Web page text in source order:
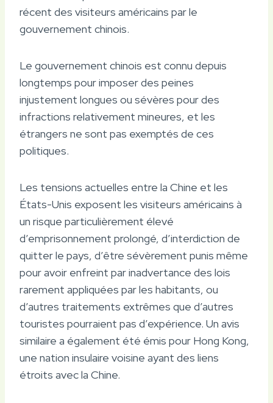
récent des visiteurs américains par le
gouvernement chinois.
Le gouvernement chinois est connu depuis
longtemps pour imposer des peines
injustement longues ou sévères pour des
infractions relativement mineures, et les
étrangers ne sont pas exemptés de ces
politiques.
Les tensions actuelles entre la Chine et les
États-Unis exposent les visiteurs américains à
un risque particulièrement élevé
d’emprisonnement prolongé, d’interdiction de
quitter le pays, d’être sévèrement punis même
pour avoir enfreint par inadvertance des lois
rarement appliquées par les habitants, ou
d’autres traitements extrêmes que d’autres
touristes pourraient pas d’expérience. Un avis
similaire a également été émis pour Hong Kong,
une nation insulaire voisine ayant des liens
étroits avec la Chine.